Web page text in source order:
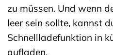
zu müssen. Und wenn
leer sein sollte, kannst
Schnellladefunktion in
aufladen.